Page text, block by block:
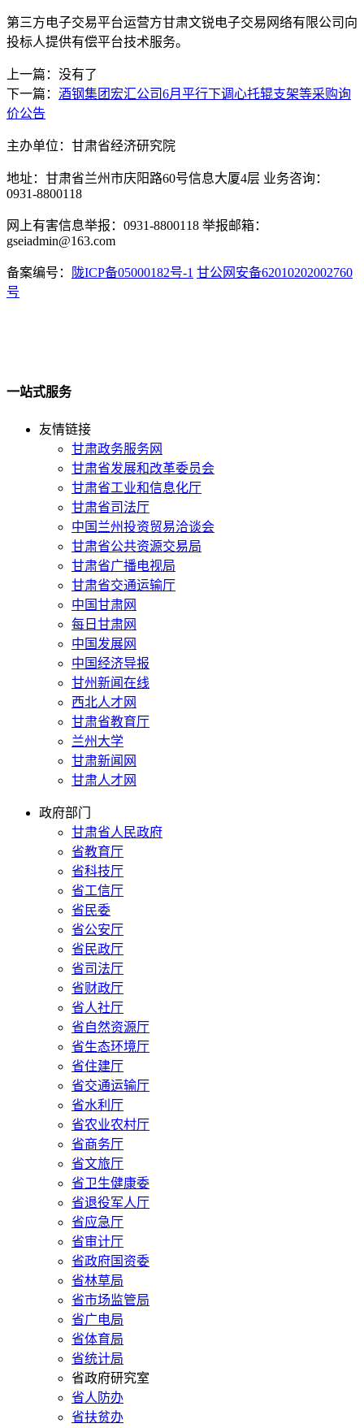
第三方电子交易平台运营方甘肃文锐电子交易网络有限公司向
投标人提供有偿平台技术服务。
上一篇：没有了
下一篇： 酒钢集团宏汇公司6月平行下调心托辊支架等采购询
价公告
主办单位：甘肃省经济研究院
地址：甘肃省兰州市庆阳路60号信息大厦4层 业务咨询：
0931-8800118
网上有害信息举报：0931-8800118 举报邮箱：
gseiadmin@163.com
备案编号： 陇ICP备05000182号-1 甘公网安备62010202002760
号
一站式服务
友情链接
甘肃政务服务网
甘肃省发展和改革委员会
甘肃省工业和信息化厅
甘肃省司法厅
中国兰州投资贸易洽谈会
甘肃省公共资源交易局
甘肃省广播电视局
甘肃省交通运输厅
中国甘肃网
每日甘肃网
中国发展网
中国经济导报
甘州新闻在线
西北人才网
甘肃省教育厅
兰州大学
甘肃新闻网
甘肃人才网
政府部门
甘肃省人民政府
省教育厅
省科技厅
省工信厅
省民委
省公安厅
省民政厅
省司法厅
省财政厅
省人社厅
省自然资源厅
省生态环境厅
省住建厅
省交通运输厅
省水利厅
省农业农村厅
省商务厅
省文旅厅
省卫生健康委
省退役军人厅
省应急厅
省审计厅
省政府国资委
省林草局
省市场监管局
省广电局
省体育局
省统计局
省政府研究室
省人防办
省扶贫办